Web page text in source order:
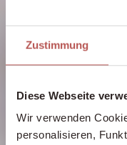
Zustimmung
Diese Webseite
Wir verwenden
personalisieren,